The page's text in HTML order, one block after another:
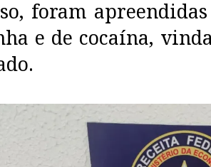
foram
e de cocaína,